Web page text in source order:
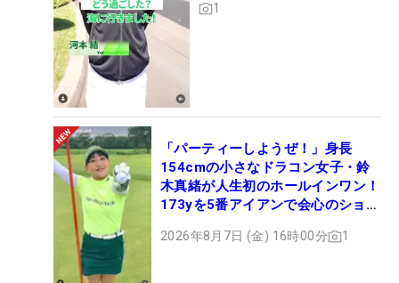
1
「パーティーしようぜ！」身長
154cmの小さなドラコン女子・鈴
木真緒が人生初のホールインワン！
173yを5番アイアンで会心のショッ
2026年8月7日 (金) 16時00分 1